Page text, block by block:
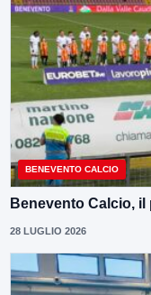
BENEVENTO CALCIO
Benevento Calcio,
28 LUGLIO 2026